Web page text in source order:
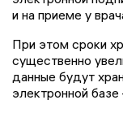
и на приеме у
При этом сроки
существенно
данные будут
электронной